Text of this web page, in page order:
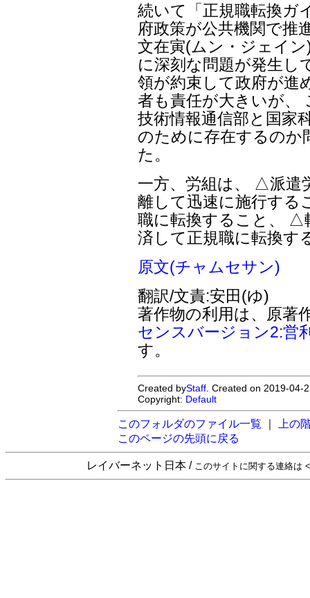
続いて「正規職転換ガ
府政策が公共機関で推
文在寅(ムン・ジェイ
に深刻な問題が発生し
領が約束して政府が進
者も責任が大きいが、
技術情報通信部と国家
のために存在するのか
た。
一方、労組は、 △派遣
離して迅速に施行する
職に転換すること、 △
済して正規職に転換す
原文(チャムセサン)
翻訳/文責:安田(ゆ)
著作物の利用は、原著
センスバージョン2:営
す。
Created byStaff . Created on 2019-
Copyright: Default
このフォルダのファイル一覧
上の
このページの先頭に戻る
レイバーネット日本 / このサイトに関する連絡は